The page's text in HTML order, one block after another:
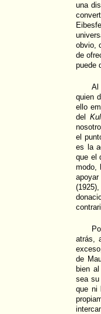
una
obvio,
de
puede
Al
quien
ello
del
el
es la
que el
modo,
atrás,
de
bien
sea
que ni